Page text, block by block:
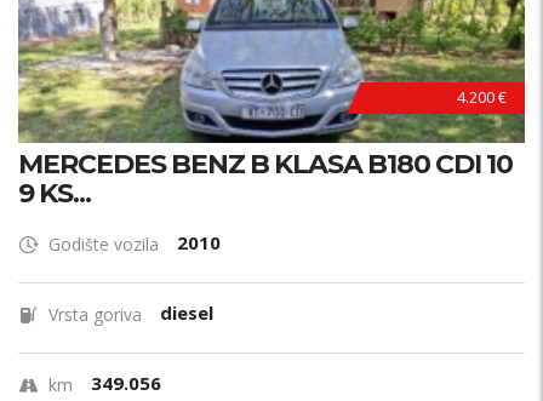
4.200 €
MERCEDES BENZ B KLASA B180 CDI 10
9 KS...
Godište vozila 2010
Vrsta goriva diesel
km 349.056